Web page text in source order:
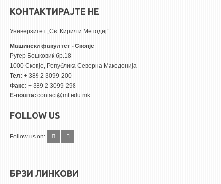
КОНТАКТИРАЈТЕ НЕ
Универзитет „Св. Кирил и Методиј“
Машински факултет - Скопје
Руѓер Бошковиќ бр.18
1000 Скопје, Република Северна Македонија
Тел: + 389 2 3099-200
Факс: + 389 2 3099-298
Е-пошта: contact@mf.edu.mk
FOLLOW US
Follow us on:
БРЗИ ЛИНКОВИ